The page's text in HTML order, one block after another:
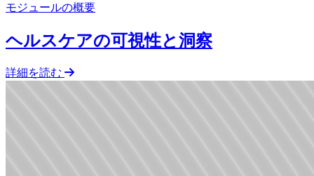
モジュールの概要
ヘルスケアの可視性と洞察
詳細を読む